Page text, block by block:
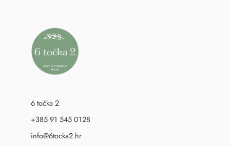
6 točka 2
+385 91 545 0128
info@6tocka2.hr